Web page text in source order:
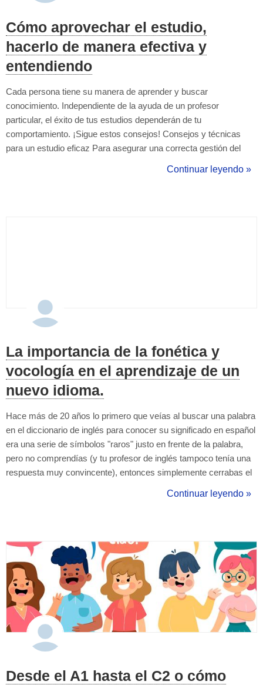
Cómo aprovechar el estudio,
hacerlo de manera efectiva y
entendiendo
Cada persona tiene su manera de aprender y buscar
conocimiento. Independiente de la ayuda de un profesor
particular, el éxito de tus estudios dependerán de tu
comportamiento. ¡Sigue estos consejos! Consejos y técnicas
para un estudio eficaz Para asegurar una correcta gestión del
partido al trabajo o al estudio. Para conseguirlo, es importante
Continuar leyendo »
La importancia de la fonética y
vocología en el aprendizaje de un
nuevo idioma.
Hace más de 20 años lo primero que veías al buscar una palabra
en el diccionario de inglés para conocer su significado en español
era una serie de símbolos "raros" justo en frente de la palabra,
pero no comprendías (y tu profesor de inglés tampoco tenía una
respuesta muy convincente), entonces simplemente cerrabas el
enseñando el idioma con una trayectoria inmensa, completar
Continuar leyendo »
Desde el A1 hasta el C2 o cómo